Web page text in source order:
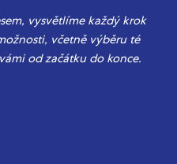
vysvětlíme každý krok
včetně výběru té
od začátku do konce.